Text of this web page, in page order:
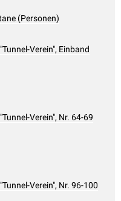
(Personen)
Verein", Einband
Verein", Nr. 64-69
Verein", Nr. 96-100